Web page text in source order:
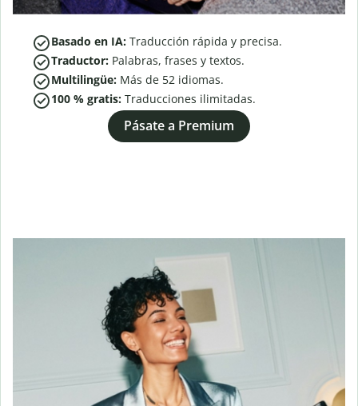
Basado en IA: Traducción rápida y precisa.
Traductor: Palabras, frases y textos.
Multilingüe: Más de 52 idiomas.
100 % gratis: Traducciones ilimitadas.
Pásate a Premium